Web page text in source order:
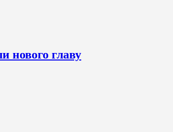
нового главу